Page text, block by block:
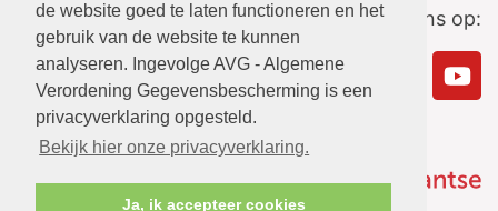
de website goed te laten functioneren en het
gebruik van de website te kunnen
analyseren. Ingevolge AVG - Algemene
Verordening Gegevensbescherming is een
privacyverklaring opgesteld.
Bekijk hier onze privacyverklaring.
Ja, ik accepteer cookies
Volg ons op: